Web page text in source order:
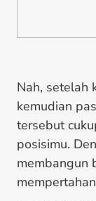
Nah, setelah
kemudian
tersebut
posisimu.
membangun